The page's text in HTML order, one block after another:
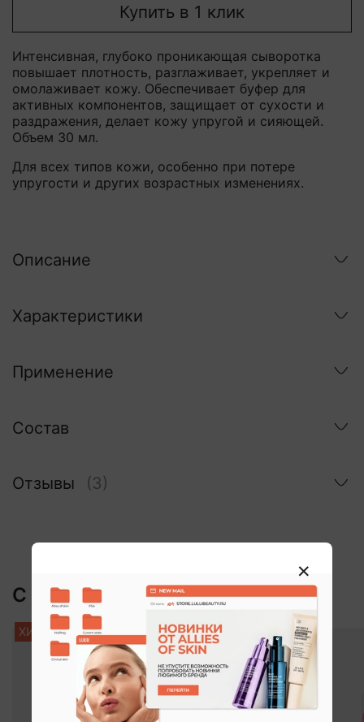
Купить в 1 клик
Интенсивная, глубоко проникающая сыворотка
повышает плотность, разглаживает, укрепляет и
омолаживает кожу. Обеспечивает буфер для
активных компонентов, защищает от сухости и
раздражения, делает кожу упругой и сияющей.
Объем 30 мл.
Для всех типов кожи, особенно при потере
упругости и других возрастных изменениях.
Описание
Характеристики
Применение
Состав
Отзывы (3)
С этим покупают:
ХИТ -5%